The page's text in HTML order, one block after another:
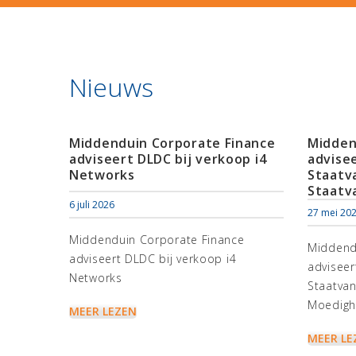
Nieuws
Middenduin Corporate Finance
adviseert DLDC bij verkoop i4
Networks
6 juli 2026
Middenduin Corporate Finance
adviseert DLDC bij verkoop i4
Networks
MEER LEZEN
27 mei
MEER